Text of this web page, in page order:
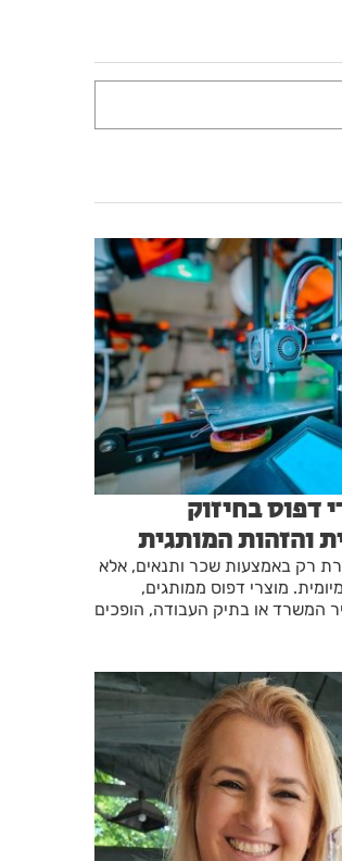
דפוס בחיזוק
והזהות המותגית
רק באמצעות שכר ותנאים, אלא
מוצרי דפוס ממותגים,
המשרד או בתיק העבודה, הופכים
ורלוונטי. כאשר החוויה
בתרבות ארגונית עקבית